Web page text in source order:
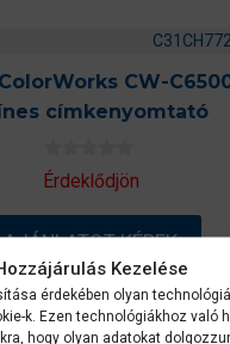
Kezelése
érdekében olyan
k. Ezen technológiákhoz való
hogy olyan adatokat
ColorWorks CW-
címkenyomtató
0
a
-
ő
l
Érdeklődjön
AJÁNLATOT KÉREK